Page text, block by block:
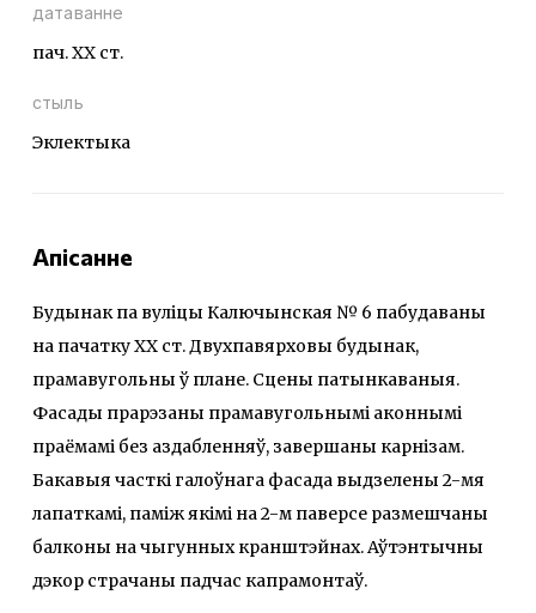
датаванне
пач. ХХ ст.
стыль
Эклектыка
Апісанне
Будынак па вуліцы Калючынская № 6 пабудаваны
на пачатку XX ст. Двухпавярховы будынак,
прамавугольны ў плане. Сцены патынкаваныя.
Фасады прарэзаны прамавугольнымі аконнымі
праёмамі без аздабленняў, завершаны карнізам.
Бакавыя часткі галоўнага фасада выдзелены 2-мя
лапаткамі, паміж якімі на 2-м паверсе размешчаны
балконы на чыгунных кранштэйнах. Аўтэнтычны
дэкор страчаны падчас капрамонтаў.